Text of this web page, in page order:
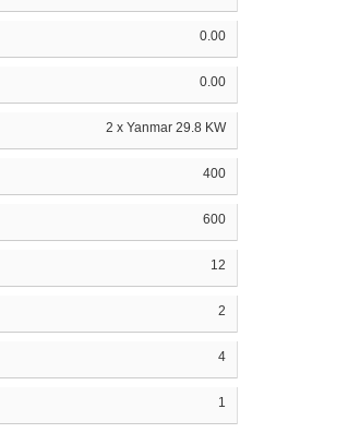
0.00
0.00
2 x Yanmar 29.8 KW
400
600
12
2
4
1